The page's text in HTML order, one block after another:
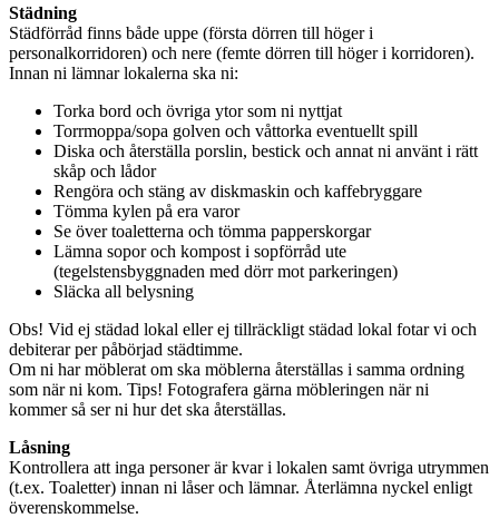
Städning
Städförråd finns både uppe (första dörren till höger i
personalkorridoren) och nere (femte dörren till höger i korridoren).
Innan ni lämnar lokalerna ska ni:
Torka bord och övriga ytor som ni nyttjat
Torrmoppa/sopa golven och våttorka eventuellt spill
Diska och återställa porslin, bestick och annat ni använt i rätt
skåp och lådor
Rengöra och stäng av diskmaskin och kaffebryggare
Tömma kylen på era varor
Se över toaletterna och tömma papperskorgar
Lämna sopor och kompost i sopförråd ute
(tegelstensbyggnaden med dörr mot parkeringen)
Släcka all belysning
Obs! Vid ej städad lokal eller ej tillräckligt städad lokal fotar vi och
debiterar per påbörjad städtimme.
Om ni har möblerat om ska möblerna återställas i samma ordning
som när ni kom. Tips! Fotografera gärna möbleringen när ni
kommer så ser ni hur det ska återställas.
Låsning
Kontrollera att inga personer är kvar i lokalen samt övriga utrymmen
(t.ex. Toaletter) innan ni låser och lämnar. Återlämna nyckel enligt
överenskommelse.